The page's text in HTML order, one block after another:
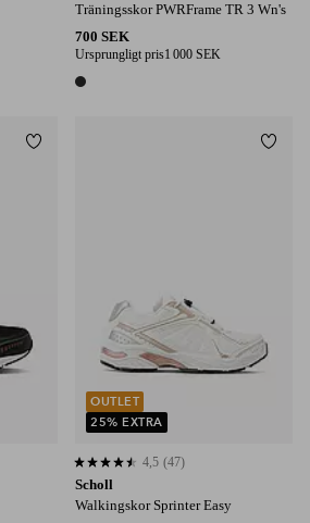
Träningsskor PWRFrame TR 3 Wn's
700 SEK
Ursprungligt pris1 000 SEK
1 färg
Lägg till i favoriter
Scholl
Walkingskor Sprinter Easy
4,5 baserat på 47 st betyg
4,5 (47)
OUTLET
25% EXTRA